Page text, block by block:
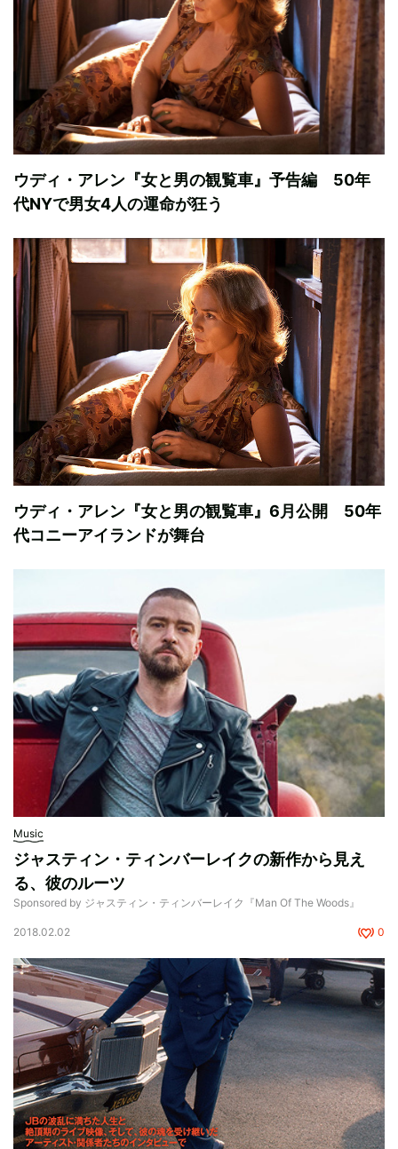
ウディ・アレン『女と男の観覧車』予告編 50年
代NYで男女4人の運命が狂う
ウディ・アレン『女と男の観覧車』6月公開 50年
代コニーアイランドが舞台
Music
ジャスティン・ティンバーレイクの新作から見え
る、彼のルーツ
Sponsored by ジャスティン・ティンバーレイク『Man Of The Woods』
2018.02.02 0